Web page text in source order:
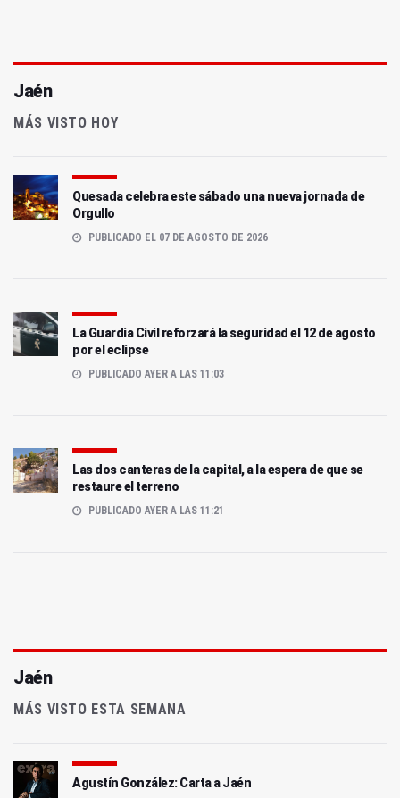
Jaén
MÁS VISTO HOY
Quesada celebra este sábado una nueva jornada de
Orgullo
PUBLICADO EL 07 DE AGOSTO DE 2026
La Guardia Civil reforzará la seguridad el 12 de agosto
por el eclipse
PUBLICADO AYER A LAS 11:03
Las dos canteras de la capital, a la espera de que se
restaure el terreno
PUBLICADO AYER A LAS 11:21
Jaén
MÁS VISTO ESTA SEMANA
Agustín González: Carta a Jaén